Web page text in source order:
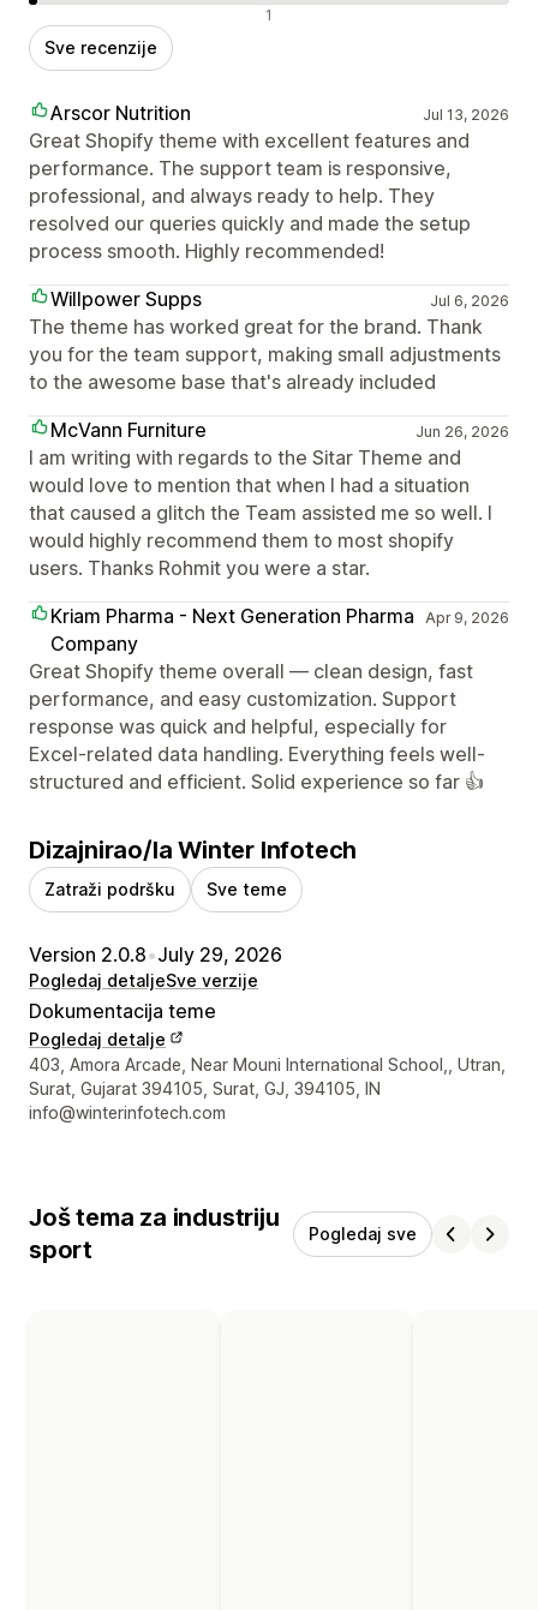
1
Sve recenzije
Arscor Nutrition Jul 13, 2026
Great Shopify theme with excellent features and
performance. The support team is responsive,
professional, and always ready to help. They
resolved our queries quickly and made the setup
process smooth. Highly recommended!
Willpower Supps
Jul 6, 2026
The theme has worked great for the brand. Thank
you for the team support, making small adjustments
to the awesome base that's already included
McVann Furniture
Jun 26, 2026
I am writing with regards to the Sitar Theme and
would love to mention that when I had a situation
that caused a glitch the Team assisted me so well. I
would highly recommend them to most shopify
users. Thanks Rohmit you were a star.
Kriam Pharma - Next Generation Pharma
Company
Apr 9, 2026
Great Shopify theme overall — clean design, fast
performance, and easy customization. Support
response was quick and helpful, especially for
Excel-related data handling. Everything feels well-
structured and efficient. Solid experience so far 👍
Dizajnirao/la Winter Infotech
Zatraži podršku Sve teme
Version 2.0.8•July 29, 2026
Pogledaj detaljeSve verzije
Dokumentacija teme
Pogledaj detalje
Podaci za kontakt dizajnera
403, Amora Arcade, Near Mouni International School,, Utran,
Surat, Gujarat 394105, Surat, GJ, 394105, IN
info@winterinfotech.com
Još tema za industriju
sport
Pogledaj sve